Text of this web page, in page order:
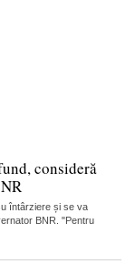
consideră
întârziere și se va
BNR. "Pentru